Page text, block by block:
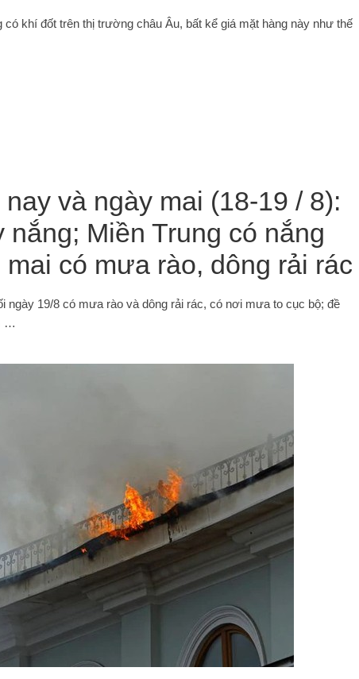
khí đốt trên thị trường châu Âu, bất kể giá mặt hàng này như thế
và ngày mai (18-19 / 8):
Miền Trung có nắng
có mưa rào, dông rải rác
ngày 19/8 có mưa rào và dông rải rác, có nơi mưa to cục bộ; đề
…